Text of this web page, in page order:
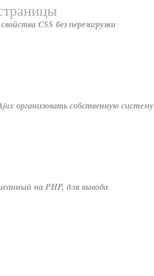
CSS без перезагрузки
организовать собственную систему
на PHP, для вывода